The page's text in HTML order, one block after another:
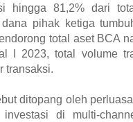
hingga 81,2% dari
dana pihak ketiga
total aset BCA
I 2023, total volume
transaksi.
ditopang oleh
investasi di multi-